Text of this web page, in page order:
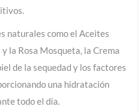
naturales como el Aceites
la Rosa Mosqueta, la Crema
de la sequedad y los factores
una hidratación
todo el día.